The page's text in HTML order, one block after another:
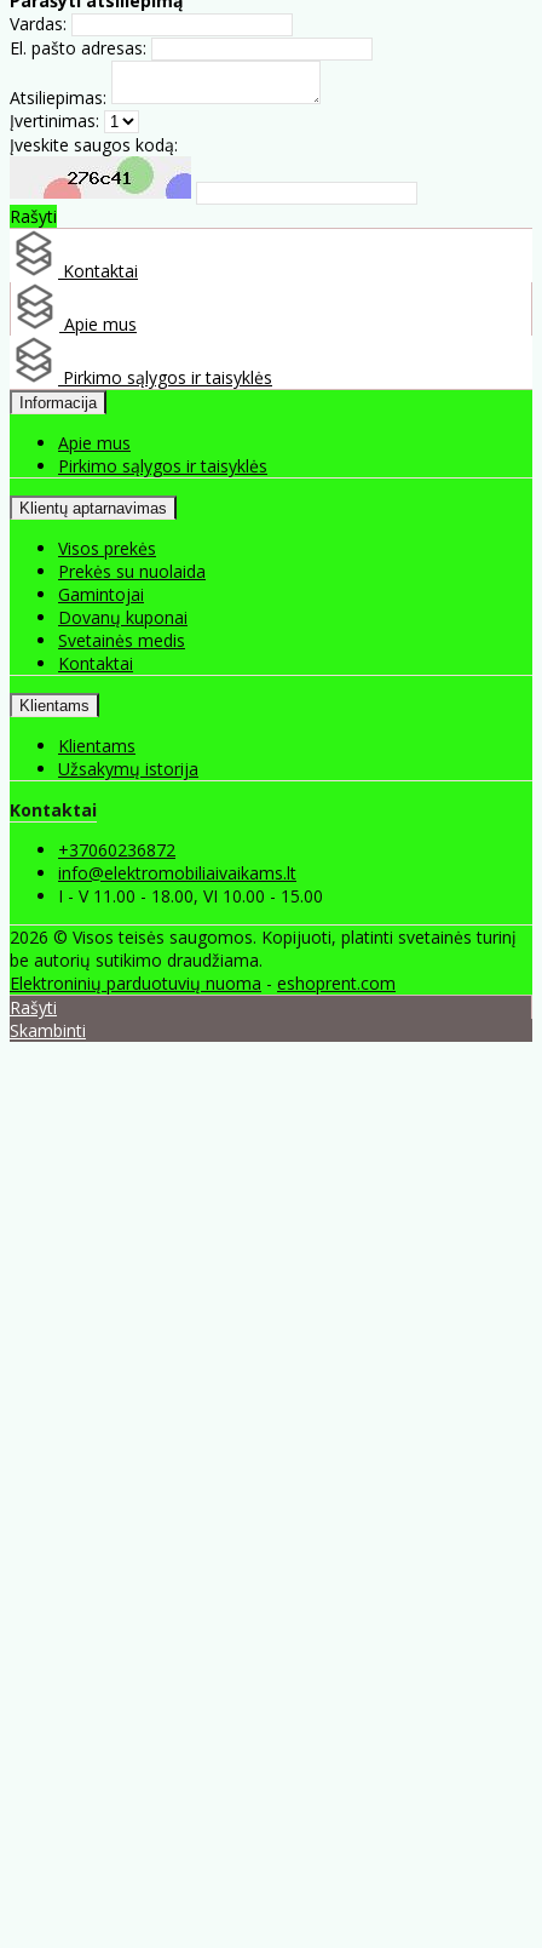
Vardas:
El. pašto adresas:
Atsiliepimas:
Įvertinimas:
Įveskite saugos kodą:
Rašyti
Kontaktai
Apie mus
Pirkimo sąlygos ir taisyklės
Informacija
Apie mus
Pirkimo sąlygos ir taisyklės
Klientų aptarnavimas
Visos prekės
Prekės su nuolaida
Gamintojai
Dovanų kuponai
Svetainės medis
Kontaktai
Klientams
Klientams
Užsakymų istorija
Kontaktai
+37060236872
info@elektromobiliaivaikams.lt
I - V 11.00 - 18.00, VI 10.00 - 15.00
2026 © Visos teisės saugomos. Kopijuoti, platinti svetainės turinį
be autorių sutikimo draudžiama.
Elektroninių parduotuvių nuoma - eshoprent.com
Rašyti
Skambinti